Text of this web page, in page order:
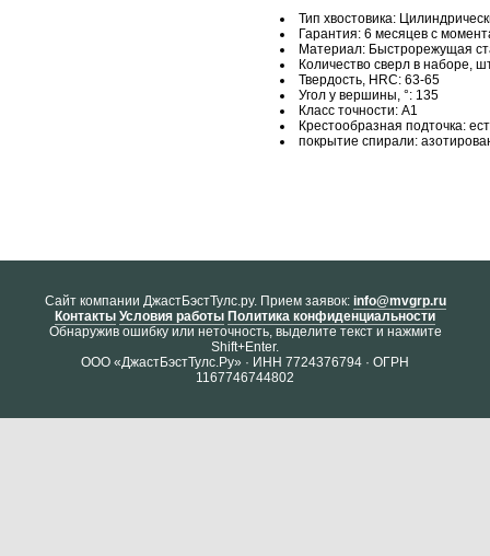
Тип хвостовика:
Гарантия: 6 месяцев с
Материал: Быстрорежущая
Количество сверл в наборе,
Твердость, HRC: 63-65
Угол у вершины, °: 135
Класс точности: А1
Крестообразная подточка:
покрытие спирали:
Cайт компании ДжастБэстТулс.ру. Прием заявок: info@mvgrp.ru
Контакты Условия работы Политика конфиденциальности
Обнаружив ошибку или неточность, выделите текст и нажмите
Shift+Enter.
ООО «ДжастБэстТулс.Ру» · ИНН 7724376794 · ОГРН
1167746744802